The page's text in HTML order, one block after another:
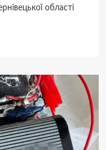
області